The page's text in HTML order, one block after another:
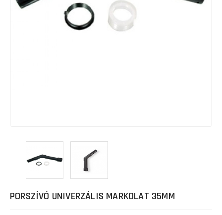
PORSZÍVÓ UNIVERZÁLIS MARKOLAT 35MM